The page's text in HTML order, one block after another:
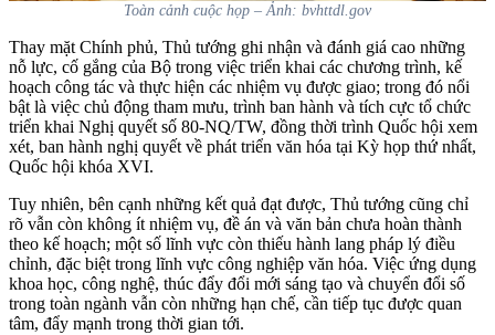
Toàn cảnh cuộc họp – Ảnh: bvhttdl.gov
Thay mặt Chính phủ, Thủ tướng ghi nhận và đánh giá cao những
nỗ lực, cố gắng của Bộ trong việc triển khai các chương trình, kế
hoạch công tác và thực hiện các nhiệm vụ được giao; trong đó nổi
bật là việc chủ động tham mưu, trình ban hành và tích cực tổ chức
triển khai Nghị quyết số 80-NQ/TW, đồng thời trình Quốc hội xem
xét, ban hành nghị quyết về phát triển văn hóa tại Kỳ họp thứ nhất,
Quốc hội khóa XVI.
Tuy nhiên, bên cạnh những kết quả đạt được, Thủ tướng cũng chỉ
rõ vẫn còn không ít nhiệm vụ, đề án và văn bản chưa hoàn thành
theo kế hoạch; một số lĩnh vực còn thiếu hành lang pháp lý điều
chỉnh, đặc biệt trong lĩnh vực công nghiệp văn hóa. Việc ứng dụng
khoa học, công nghệ, thúc đẩy đổi mới sáng tạo và chuyển đổi số
trong toàn ngành vẫn còn những hạn chế, cần tiếp tục được quan
tâm, đẩy mạnh trong thời gian tới.